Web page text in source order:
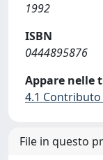
1992
ISBN
0444895876
Appare nelle
4.1
File in questo